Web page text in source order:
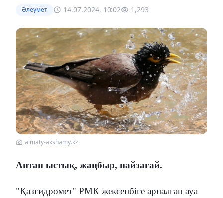
Әлеумет 14.07.2024, 10:02 1,293
almaty-akshamy.kz
Аптап ыстық, жаңбыр, найзағай.
"Қазгидромет" РМК жексенбіге арналған ауа